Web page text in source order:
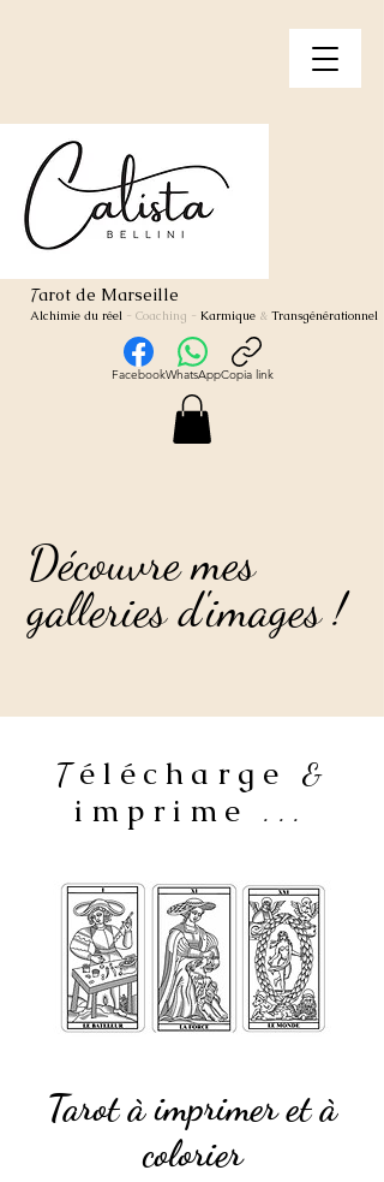
Tarot de Marseille
Alchimie du réel - Coaching - Karmique & Transgénérationnel
FacebookWhatsAppCopia link
Découvre mes
galleries d'images !
Découvre mes
galleries d'images !
Télécharge &
imprime ...
Tarot à imprimer et à
colorier